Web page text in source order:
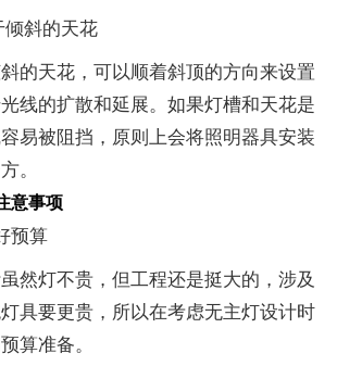
倾斜的天花
的天花，可以顺着斜顶的方向来设置
线的扩散和延展。如果灯槽和天花是
易被阻挡，原则上会将照明器具安装
。
意事项
预算
然灯不贵，但工程还是挺大的，涉及
具要更贵，所以在考虑无主灯设计时
算准备。